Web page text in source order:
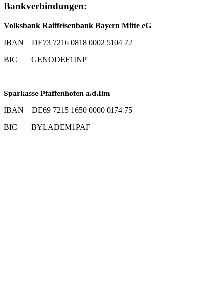
Bankverbindungen:
Volksbank Raiffeisenbank Bayern Mitte eG
IBAN DE73 7216 0818 0002 5104 72
BIC GENODEF1INP
Sparkasse Pfaffenhofen a.d.Ilm
IBAN DE69 7215 1650 0000 0174 75
BIC BYLADEM1PAF